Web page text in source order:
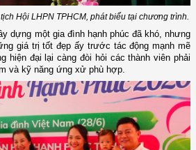
Hội LHPN TPHCM, phát biểu tại chương trình.
dựng một gia đình hạnh phúc đã khó, nhưng
giá trị tốt đẹp ấy trước tác động mạnh mẽ
hiện đại lại càng đòi hỏi các thành viên phải
và kỹ năng ứng xử phù hợp.